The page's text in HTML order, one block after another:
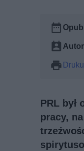
PRL był
pracy,